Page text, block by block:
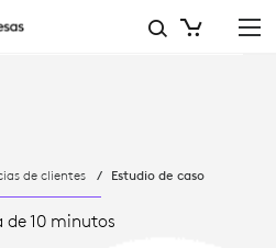
de clientes Estudio de caso
de 10 minutos